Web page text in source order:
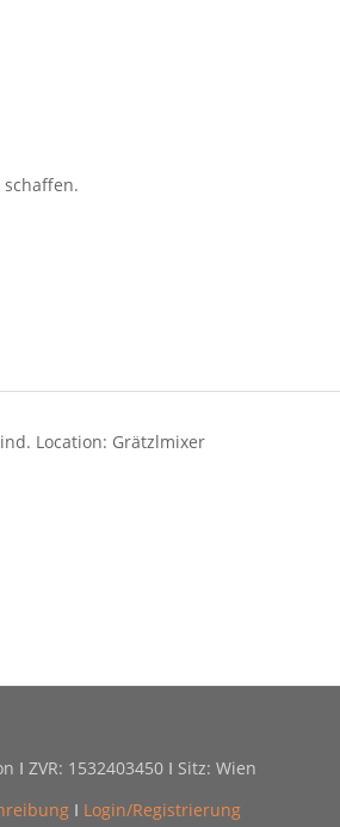
Location: Grätzlmixer
ZVR: 1532403450 Ⅰ Sitz: Wien
Ⅰ Login/Registrierung